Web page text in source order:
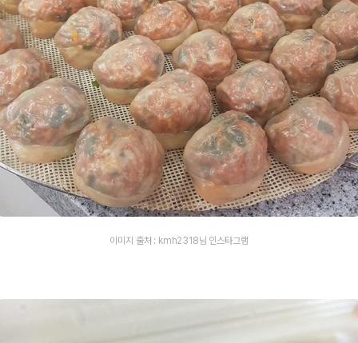
이미지 출처 : kmh2318님 인스타그램